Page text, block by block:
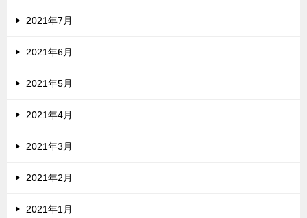
2021年7月
2021年6月
2021年5月
2021年4月
2021年3月
2021年2月
2021年1月